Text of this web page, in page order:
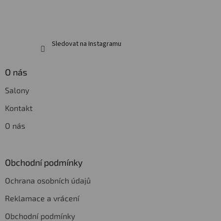
Sledovat na Instagramu
O nás
Salony
Kontakt
O nás
Obchodní podmínky
Ochrana osobních údajů
Reklamace a vrácení
Obchodní podmínky